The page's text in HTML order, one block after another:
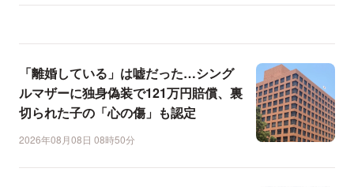
「離婚している」は嘘だった…シング
ルマザーに独身偽装で121万円賠償、裏
切られた子の「心の傷」も認定
2026年08月08日 08時50分